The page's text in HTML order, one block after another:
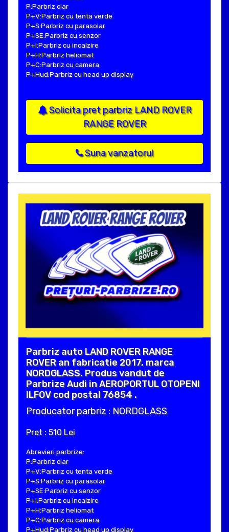
P:Parbriz clar
P+V:Parbriz cu tenta verde
P+S:Parbriz cu parasolar
P+SE:Parbriz cu senzor
P+I:Parbriz cu incalzire
P+H:Parbriz heliomat
P+C:Parbriz cu camera
P+Hud:Parbriz cu head up display
Solicita pret parbriz LAND ROVER
RANGE ROVER
Suna vanzatorul
Parbriz auto LAND ROVER RANGE
ROVER an fabricatie 2017, marca
NORDGLASS. Produs vandut de
Parbrize Audi in AEROPORTUL OTOPENI
ILFOV cod postal 76854 .
Producator parbriz : NORDGLASS
Pret : 510 Lei
Abrevieri parbrize:
P:Parbriz clar
P+V:Parbriz cu tenta verde
P+S:Parbriz cu parasolar
P+SE:Parbriz cu senzor
P+I:Parbriz cu incalzire
P+H:Parbriz heliomat
P+C:Parbriz cu camera
P+Hud:Parbriz cu head up display